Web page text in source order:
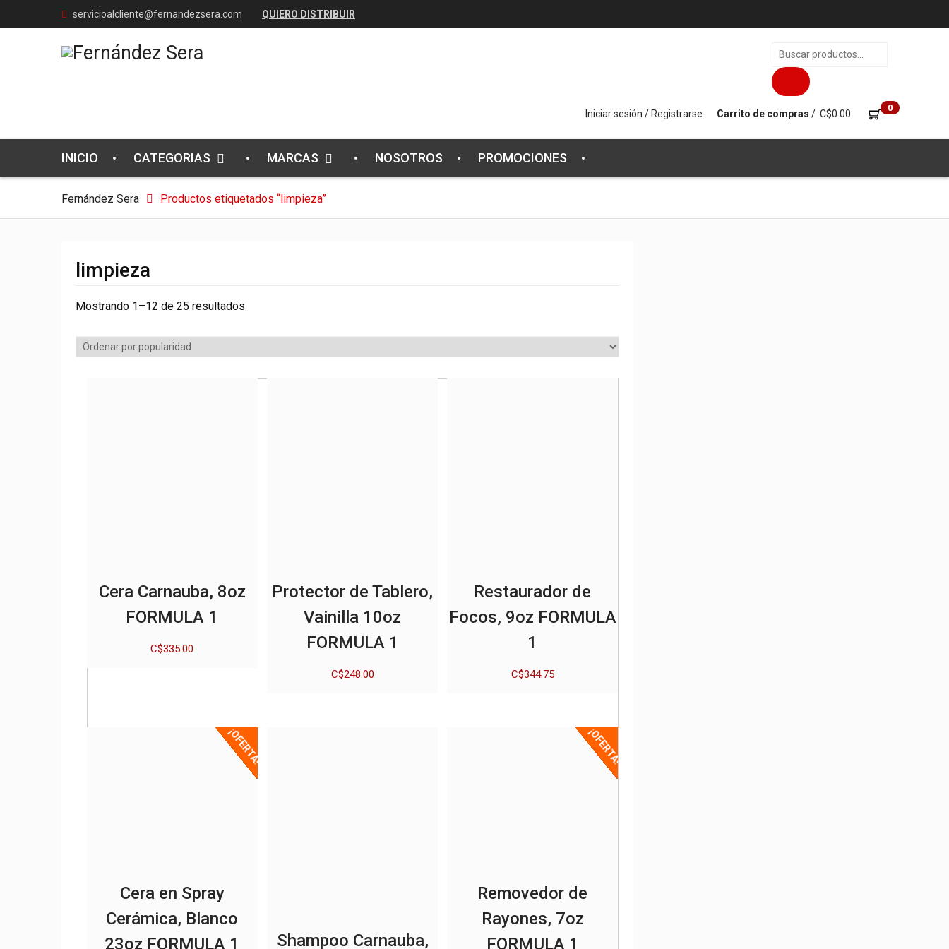
servicioalcliente@fernandezsera.com QUIERO DISTRIBUIR
Búsqueda
de
productos
Iniciar sesión / Registrarse Carrito de compras / C$0.00
0
INICIO CATEGORIAS MARCAS NOSOTROS PROMOCIONES
Fernández Sera Productos etiquetados “limpieza”
limpieza
Mostrando 1–12 de 25 resultados
popularidad
Cera Carnauba, 8oz
FORMULA 1
C$335.00
Protector de Tablero,
Vainilla 10oz
FORMULA 1
C$248.00
Restaurador de
Focos, 9oz FORMULA
1
C$344.75
¡OFERTA!
Cera en Spray
Cerámica, Blanco
23oz FORMULA 1
Shampoo Carnauba,
¡OFERTA!
Removedor de
Rayones, 7oz
FORMULA 1